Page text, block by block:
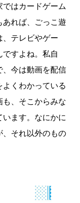
はカードゲーム
れば、ごっこ遊
テレビやゲー
すよね。私自
今は動画を配信
くわかっている
、そこからみな
ます。なにかに
それ以外のもの